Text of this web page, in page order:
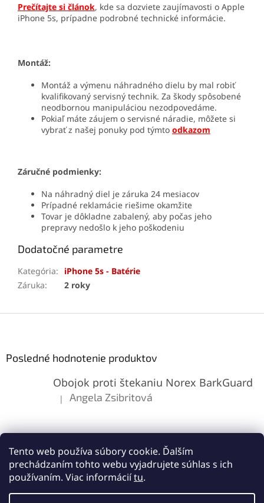
Tento web používa súbory cookie. Ďalším
prechádzaním tohto webu vyjadrujete súhlas s ich
používaním. Viac informáciítu.
Prečítajte si článok, kde sa dozviete zaujímavosti o Apple
iPhone 5s, prípadne podrobné technické informácie.
Montáž:
Montáž a výmenu náhradného dielu by mal robiť
kvalifikovaný servisný technik. Za škody spôsobené
neodbornou manipuláciou nezodpovedáme.
Pokiaľ máte záujem o servisné náradie, môžete si
vybrať z našej ponuky pod týmto odkazom
Záručné podmienky:
Na náhradný diel je záruka 24 mesiacov
Prípadné reklamácie riešime okamžite
Tovar je dôkladne zabalený, aby počas jeho
prepravy nedošlo k jeho poškodeniu
Dodatočné parametre
Kategória:
iPhone 5s - Batérie
Záruka: 2 roky
Posledné hodnotenie produktov
Obojok proti štekaniu Norex BarkGuard
Hodnotenie produktu je 5 z 5 hviezdičiek.
| Angela Zsibritová